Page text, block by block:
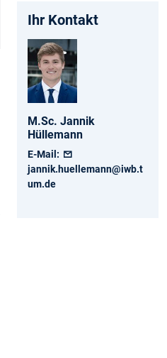
Ihr Kontakt
M.Sc. Jannik
Hüllemann
E-Mail:
jannik.huellemann@iwb.t
um.de